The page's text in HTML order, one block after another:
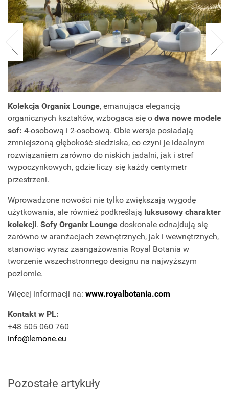
Kolekcja Organix Lounge, emanująca elegancją
organicznych kształtów, wzbogaca się o dwa nowe modele
sof: 4-osobową i 2-osobową. Obie wersje posiadają
zmniejszoną głębokość siedziska, co czyni je idealnym
rozwiązaniem zarówno do niskich jadalni, jak i stref
wypoczynkowych, gdzie liczy się każdy centymetr
przestrzeni.
Wprowadzone nowości nie tylko zwiększają wygodę
użytkowania, ale również podkreślają luksusowy charakter
kolekcji. Sofy Organix Lounge doskonale odnajdują się
zarówno w aranżacjach zewnętrznych, jak i wewnętrznych,
stanowiąc wyraz zaangażowania Royal Botania w
tworzenie wszechstronnego designu na najwyższym
poziomie.
Więcej informacji na: www.royalbotania.com
Kontakt w PL:
+48 505 060 760
info@lemone.eu
Pozostałe artykuły